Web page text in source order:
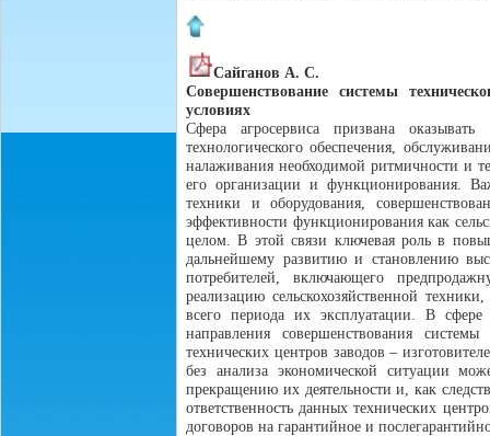
Сайганов А. С.
Совершенствование системы
условиях
Сфера агросервиса призвана
технологического обеспечения,
налаживания необходимой ритмичности и
его организации и функционирования.
техники и оборудования,
эффективности функционирования как
целом. В этой связи ключевая роль в
дальнейшему развитию и становлению
потребителей, включающего
реализацию сельскохозяйственной
всего периода их эксплуатации. В сфере
направления совершенствования
технических центров заводов –
без анализа экономической ситуации
прекращению их деятельности и, как
ответственность данных технических
договоров на гарантийное и